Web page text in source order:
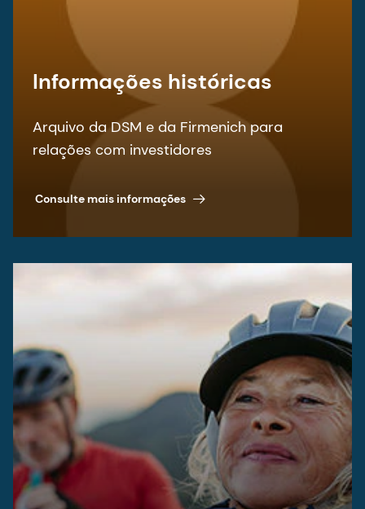
Informações históricas
Arquivo da DSM e da Firmenich para
relações com investidores
Consulte mais informações